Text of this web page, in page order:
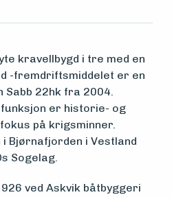
kravellbygd i tre med en
-fremdriftsmiddelet er en
22hk fra 2004.
er historie- og
på krigsminner.
i Bjørnafjorden i Vestland
Sogelag.
ved Askvik båtbyggeri